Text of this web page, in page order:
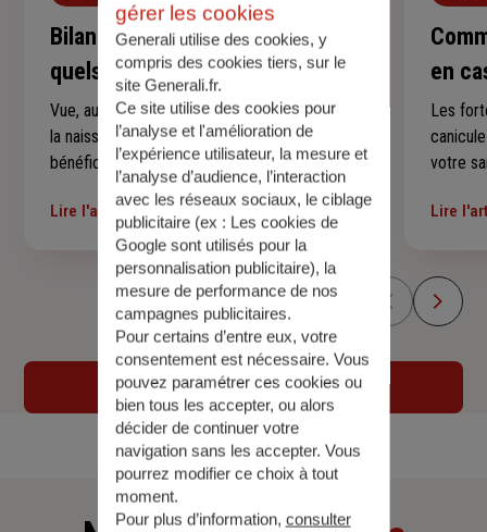
Bilan de santé de l'enfant :
quels examens et à quel âge ?
Vue, audition, dents, croissance, vaccins… De
la naissance à ses 16 ans, votre enfant
bénéficie de rendez-vous médicaux qui
suivent son développement à chaque étape.
Voici un repère simple pour savoir quels
examens sont prévus, à quel âge et
comment vous y préparer sereinement —
sans rien laisser passer.
Lire l'article
en
Les
votre
Lire
Voir tous les articles
gérer les cookies
Generali utilise des cookies, y
compris des cookies tiers, sur le
site Generali.fr.
Ce site utilise des cookies pour
l’analyse et l'amélioration de
l’expérience utilisateur, la mesure et
l’analyse d’audience, l’interaction
avec les réseaux sociaux, le ciblage
publicitaire (ex : Les cookies de
Google sont utilisés pour la
personnalisation publicitaire), la
mesure de performance de nos
campagnes publicitaires.
Pour certains d’entre eux, votre
consentement est nécessaire. Vous
pouvez paramétrer ces cookies ou
bien tous les accepter, ou alors
décider de continuer votre
navigation sans les accepter. Vous
pourrez modifier ce choix à tout
moment.
Pour plus d’information, consulter